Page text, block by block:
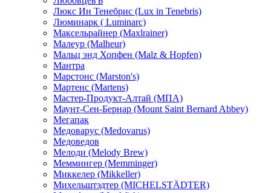
Люкс Ин Тенебрис (Lux in Tenebris)
Люминарк ( Luminarc)
Максельрайнер (Maxlrainer)
Малеур (Malheur)
Мальц энд Хопфен (Malz & Hopfen)
Мантра
Марстонс (Marston's)
Мартенс (Martens)
Мастер-Продукт-Алтай (МПА)
Маунт-Сен-Бернар (Mount Saint Bernard Abbey)
Мегапак
Медоварус (Medovarus)
Медоведов
Мелоди (Melody Brew)
Меммингер (Memminger)
Миккелер (Mikkeller)
Михельштэдтер (MICHELSTÄDTER)